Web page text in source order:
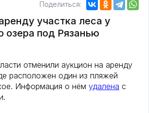
Поделиться:
участка леса у
озера под Рязанью
отменили аукцион на аренду
расположен один из пляжей
Информация о нём удалена с